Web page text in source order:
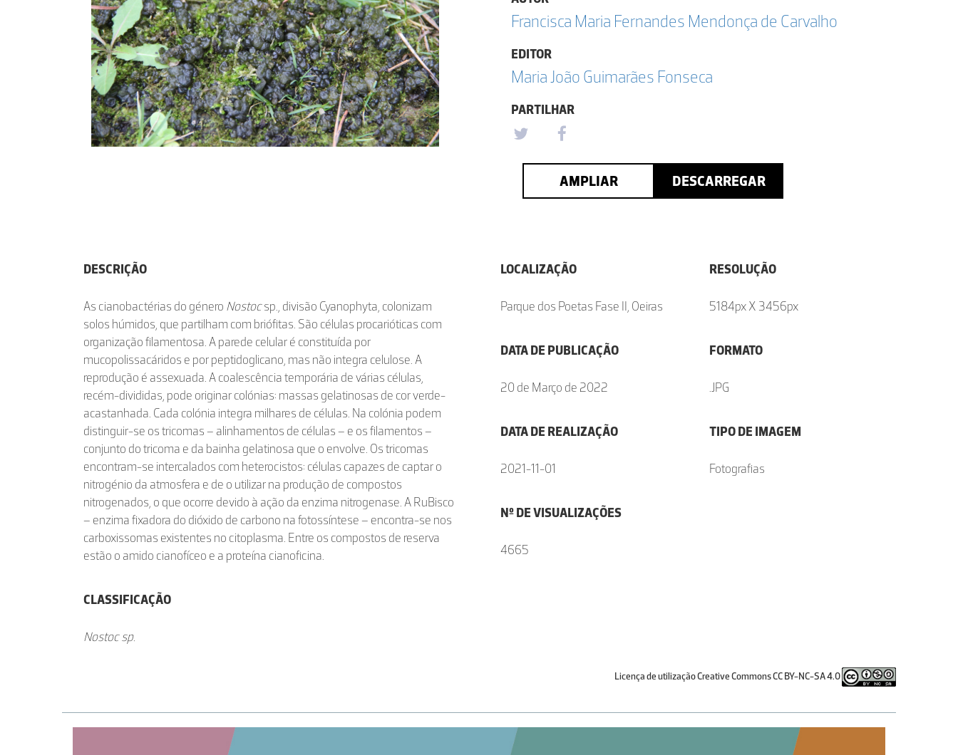
Francisca Maria Fernandes Mendonça de Carvalho
EDITOR
Maria João Guimarães Fonseca
PARTILHAR
AMPLIAR DESCARREGAR
DESCRIÇÃO
As cianobactérias do género Nostocsp., divisão Cyanophyta, colonizam
solos húmidos, que partilham com briófitas. São células procarióticas com
organização filamentosa. A parede celular é constituída por
mucopolissacáridos e por peptidoglicano, mas não integra celulose. A
reprodução é assexuada. A coalescência temporária de várias células,
recém-divididas, pode originar colónias: massas gelatinosas de cor verde-
acastanhada. Cada colónia integra milhares de células. Na colónia podem
distinguir-se os tricomas – alinhamentos de células – e os filamentos –
conjunto do tricoma e da bainha gelatinosa que o envolve. Os tricomas
encontram-se intercalados com heterocistos: células capazes de captar o
nitrogénio da atmosfera e de o utilizar na produção de compostos
nitrogenados, o que ocorre devido à ação da enzima nitrogenase. A RuBisco
– enzima fixadora do dióxido de carbono na fotossíntese – encontra-se nos
carboxissomas existentes no citoplasma. Entre os compostos de reserva
estão o amido cianofíceo e a proteína cianoficina.
CLASSIFICAÇÃO
Nostoc sp.
LOCALIZAÇÃO
Parque dos Poetas Fase II, Oeiras
DATA DE PUBLICAÇÃO
20 de Março de 2022
DATA DE REALIZAÇÃO
2021-11-01
Nº DE VISUALIZAÇÕES
4665
RESOLUÇÃO
5184px X 3456px
FORMATO
.JPG
TIPO DE IMAGEM
Fotografias
Licença de utilização Creative Commons CC BY-NC-SA 4.0